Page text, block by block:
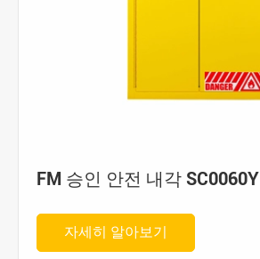
FM 승인 안전 내각 SC0060Y
자세히 알아보기